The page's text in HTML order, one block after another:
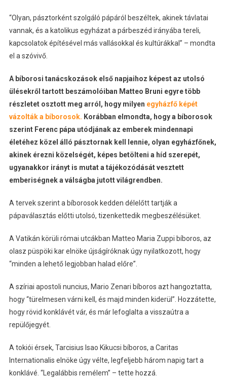
“Olyan, pásztorként szolgáló pápáról beszéltek, akinek távlatai
vannak, és a katolikus egyházat a párbeszéd irányába tereli,
kapcsolatok építésével más vallásokkal és kultúrákkal” – mondta
el a szóvivő.
A bíborosi tanácskozások első napjaihoz képest az utolsó
ülésekről tartott beszámolóiban Matteo Bruni egyre több
részletet osztott meg arról, hogy milyen egyházfő képét
vázolták a bíborosok. Korábban elmondta, hogy a bíborosok
szerint Ferenc pápa utódjának az emberek mindennapi
életéhez közel álló pásztornak kell lennie, olyan egyházfőnek,
akinek érezni közelségét, képes betölteni a híd szerepét,
ugyanakkor irányt is mutat a tájékozódását vesztett
emberiségnek a válságba jutott világrendben.
A tervek szerint a bíborosok kedden délelőtt tartják a
pápaválasztás előtti utolsó, tizenkettedik megbeszélésüket.
A Vatikán körüli római utcákban Matteo Maria Zuppi bíboros, az
olasz püspöki kar elnöke újságíróknak úgy nyilatkozott, hogy
“minden a lehető legjobban halad előre”.
A szíriai apostoli nuncius, Mario Zenari bíboros azt hangoztatta,
hogy “türelmesen várni kell, és majd minden kiderül”. Hozzátette,
hogy rövid konklávét vár, és már lefoglalta a visszaútra a
repülőjegyét.
A tokiói érsek, Tarcisius Isao Kikucsi bíboros, a Caritas
Internationalis elnöke úgy vélte, legfeljebb három napig tart a
konklávé. “Legalábbis remélem” – tette hozzá.